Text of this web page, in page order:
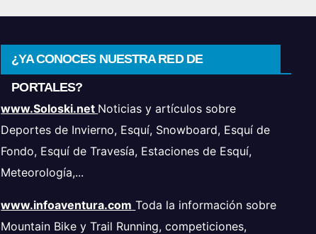
¿YA CONOCES NUESTRA RED DE
PORTALES?
www.Soloski.net Noticias y artículos sobre
Deportes de Invierno, Esquí, Snowboard, Esquí de
Fondo, Esquí de Travesía, Estaciones de Esquí,
Meteorología,...
www.infoaventura.com Toda la información sobre
Mountain Bike y Trail Running, competiciones,